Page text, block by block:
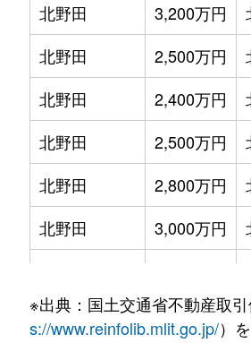
北野田
3,200万円
北野田
2,500万円
北野田
2,400万円
北野田
2,500万円
北野田
2,800万円
北野田
3,000万円
丈六
2,700万円
※出典：国土交通省不動産取
s://www.reinfolib.mlit.go.jp/）